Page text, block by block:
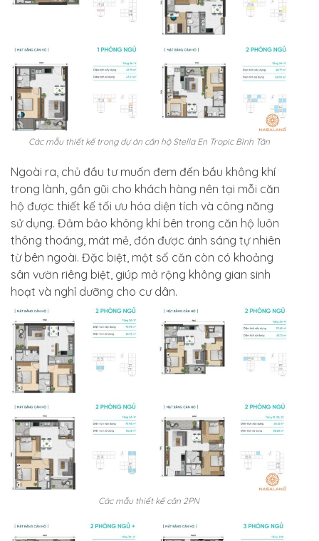
Các mẫu thiết kế trong dự án căn hộ Stella En Tropic Bình Tân
Ngoài ra, chủ đầu tư muốn đem đến bầu không khí
trong lành, gần gũi cho khách hàng nên tại mỗi căn
hộ được thiết kế tối ưu hóa diện tích và công năng
sử dụng. Đảm bảo không khí bên trong căn hộ luôn
thông thoáng, mát mẻ, đón được ánh sáng tự nhiên
từ bên ngoài. Đặc biệt, một số căn còn có khoảng
sân vườn riêng biệt, giúp mở rộng không gian sinh
hoạt và nghỉ dưỡng cho cư dân.
Các mẫu thiết kế căn 2PN